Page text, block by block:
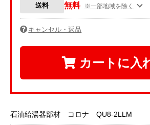
送料 無料 ※一部地域を除く
キャンセル・返品
カートに入
石油給湯器部材 コロナ QU8-2LLM